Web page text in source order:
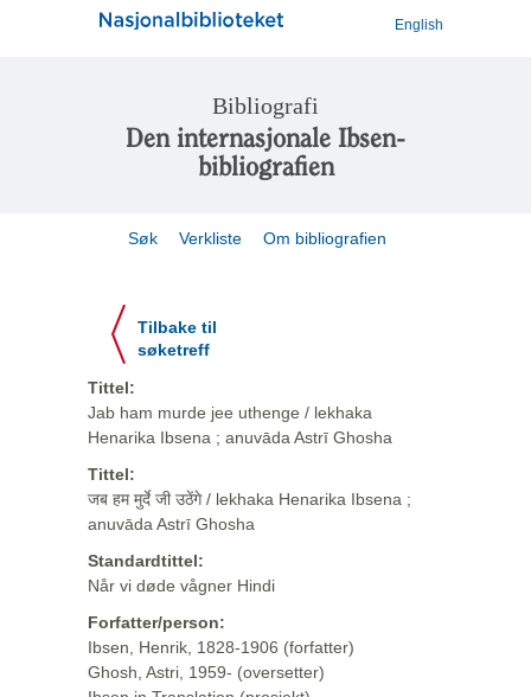
English
Bibliografi
Den internasjonale Ibsen-
bibliografien
Søk Verkliste Om bibliografien
Tilbake til
søketreff
Tittel:
Jab ham murde jee uthenge / lekhaka
Henarika Ibsena ; anuvāda Astrī Ghosha
Tittel:
जब हम मुर्दे जी उठेंगे / lekhaka Henarika Ibsena ;
anuvāda Astrī Ghosha
Standardtittel:
Når vi døde vågner Hindi
Forfatter/person:
Ibsen, Henrik, 1828-1906 (forfatter)
Ghosh, Astri, 1959- (oversetter)